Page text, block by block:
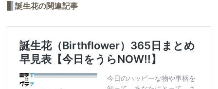
誕生花の関連記事